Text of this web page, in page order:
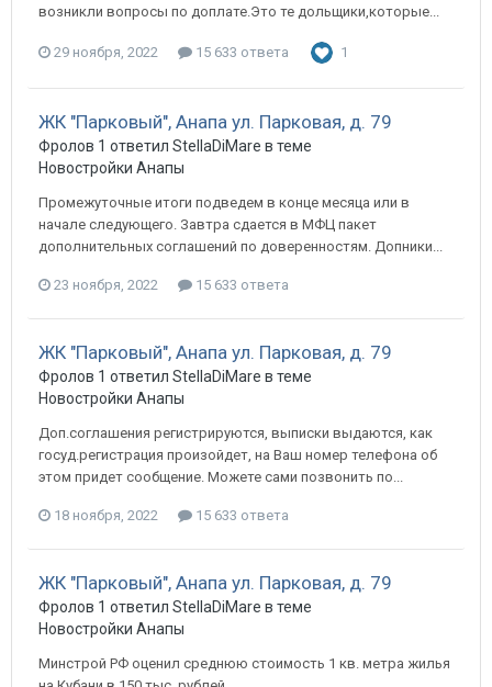
возникли вопросы по доплате.Это те дольщики,которые...
29 ноября, 2022 15 633 ответа 1
ЖК "Парковый", Анапа ул. Парковая, д. 79
Фролов 1 ответил StellaDiMare в теме
Новостройки Анапы
Промежуточные итоги подведем в конце месяца или в
начале следующего. Завтра сдается в МФЦ пакет
дополнительных соглашений по доверенностям. Допники...
23 ноября, 2022 15 633 ответа
ЖК "Парковый", Анапа ул. Парковая, д. 79
Фролов 1 ответил StellaDiMare в теме
Новостройки Анапы
Доп.соглашения регистрируются, выписки выдаются, как
госуд.регистрация произойдет, на Ваш номер телефона об
этом придет сообщение. Можете сами позвонить по...
18 ноября, 2022 15 633 ответа
ЖК "Парковый", Анапа ул. Парковая, д. 79
Фролов 1 ответил StellaDiMare в теме
Новостройки Анапы
Минстрой РФ оценил среднюю стоимость 1 кв. метра жилья